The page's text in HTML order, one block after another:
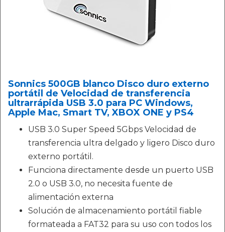
Sonnics 500GB blanco Disco duro externo
portátil de Velocidad de transferencia
ultrarrápida USB 3.0 para PC Windows,
Apple Mac, Smart TV, XBOX ONE y PS4
USB 3.0 Super Speed 5Gbps Velocidad de
transferencia ultra delgado y ligero Disco duro
externo portátil.
Funciona directamente desde un puerto USB
2.0 o USB 3.0, no necesita fuente de
alimentación externa
Solución de almacenamiento portátil fiable
formateada a FAT32 para su uso con todos los